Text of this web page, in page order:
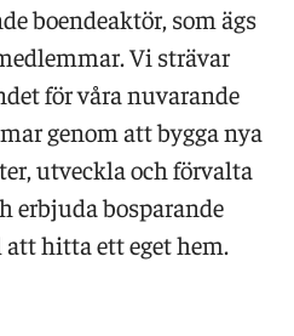
boendeaktör, som ägs
Vi strävar
för våra nuvarande
genom att bygga nya
utveckla och förvalta
erbjuda bosparande
hitta ett eget hem.